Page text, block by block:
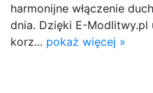
harmonijne włączenie
dnia. Dzięki E-
korz... pokaż więcej »